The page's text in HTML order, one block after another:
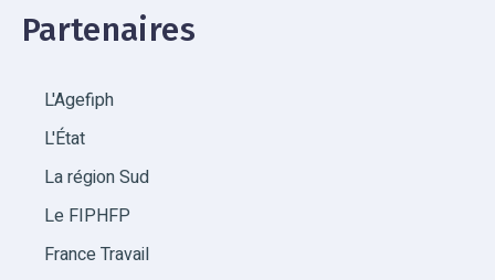
Partenaires
L'Agefiph
L'État
La région Sud
Le FIPHFP
France Travail